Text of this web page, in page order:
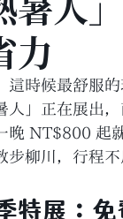
力
這時候最舒服
人」正在展出
晚 NT$800 起
柳川，行程不
特展：